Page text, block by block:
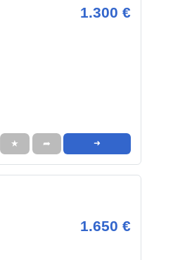
1.300 €
★ ➦ ➜
1.650 €